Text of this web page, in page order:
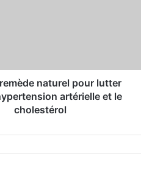
naturel pour lutter
artérielle et le
cholestérol